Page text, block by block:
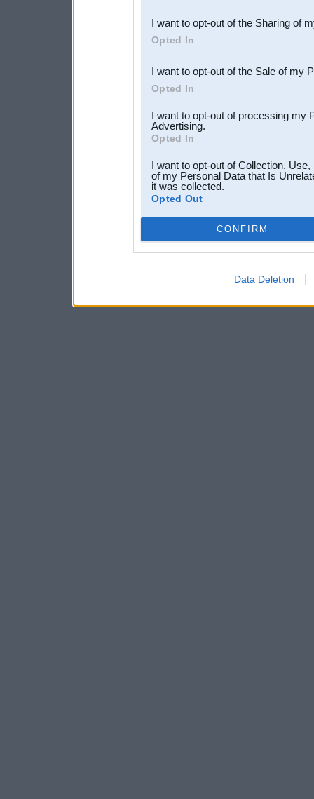
Downstream Participants
third parties.
I want to opt-out of the Sharing of
Opted In
I want to opt-out of the Sale of my
Opted In
I want to opt-out of processing my
Advertising.
Opted In
I want to opt-out of Collection,
of my Personal Data that Is
it was collected.
Opted Out
CONFIRM
Data Deletion